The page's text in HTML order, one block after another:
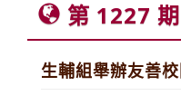
第 1227
生輔組舉辦友善